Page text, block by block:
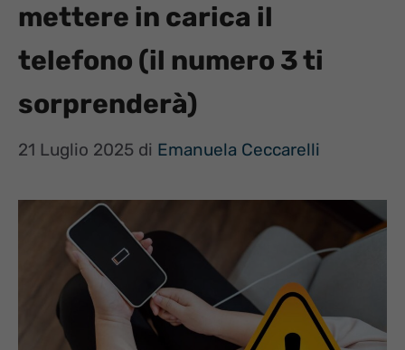
mettere in carica il
telefono (il numero 3 ti
sorprenderà)
21 Luglio 2025 di Emanuela Ceccarelli